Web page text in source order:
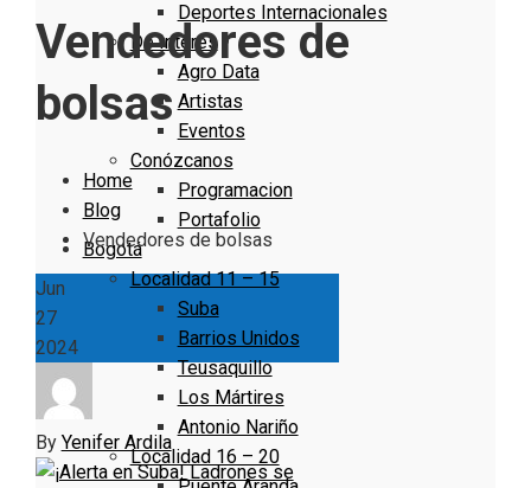
Deportes Internacionales
De Interés
Agro Data
Artistas
Eventos
Conózcanos
Programacion
Portafolio
Bogotá
Localidad 11 – 15
Suba
Barrios Unidos
Teusaquillo
Los Mártires
Antonio Nariño
Localidad 16 – 20
Vendedores de
bolsas
Home
Blog
Vendedores de bolsas
Jun
27
2024
By Yenifer Ardila